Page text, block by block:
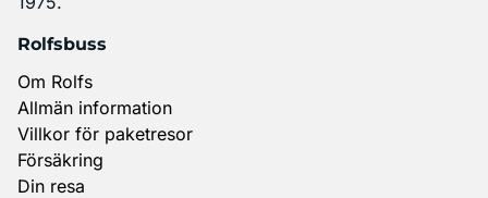
Rolfsbuss
Om Rolfs
Allmän information
Villkor för paketresor
Försäkring
Din resa